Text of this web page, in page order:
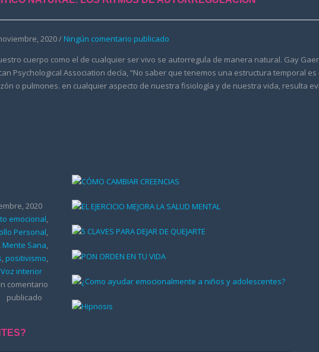
2020 / Ningún comentario publicado
cuerpo como el de cualquier ser vivo se autorregula de manera natural. Gay
Psychological Association decía, “No saber que tenemos una estructura temporal
o pulmones. en cualquier aspecto de nuestra fisiología y de nuestra vida, resulta
2020
emocional,
Personal,
, Mente Sana,
, positivismo,
Voz interior
comentario
publicado